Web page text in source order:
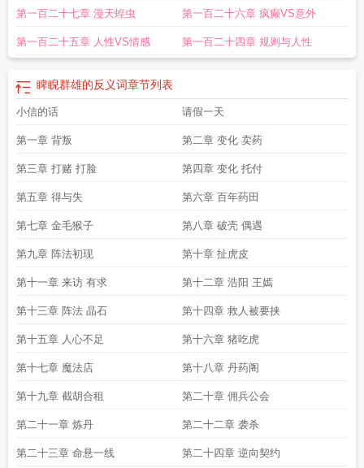
解释
睥睨群雄造句睥睨群雄出自哪里 睥睨是什么意思啊睥睨群雄读音
意思睥睨的意思? 睥睨众生下一句 睥睨群雄拼音睥睨众史如庸奴睥睨存亡
睨群雄怎么读睥睨群雄打一肖俾睨群雄睥睨群雄怎么读音睥睨群雄的意思睥
睨群雄打一最佳生肖睥睨群伦是什么意思
么睥睨群雄是什么生肖少室山下睥睨群雄睥睨群雄是什么意思怎么读睥睨群
山睥睨群雄是成语吗 睥睨群雄是什么含义
生肖
睥睨群雄的笑容 睥睨群怎么读 睥睨群伦怎么读
第一百二十七章 漫天蝗虫 第一百二十六章 疯癫VS意外
第一百二十五章 人性VS情感 第一百二十四章 规则与人性
睥睨群雄的反义词章节列表
小信的话 请假一天
第一章 背叛 第二章 变化 卖药
第三章 打赌 打脸 第四章 变化 托付
第五章 得与失 第六章 百年药田
第七章 金毛猴子 第八章 破壳 偶遇
第九章 阵法初现 第十章 扯虎皮
第十一章 来访 有求 第十二章 浩阳 王嫣
第十三章 阵法 晶石 第十四章 救人被要挟
第十五章 人心不足 第十六章 猪吃虎
第十七章 魔法店 第十八章 丹药阁
第十九章 截胡合租 第二十章 佣兵公会
第二十一章 炼丹 第二十二章 袭杀
第二十三章 命悬一线 第二十四章 逆向契约